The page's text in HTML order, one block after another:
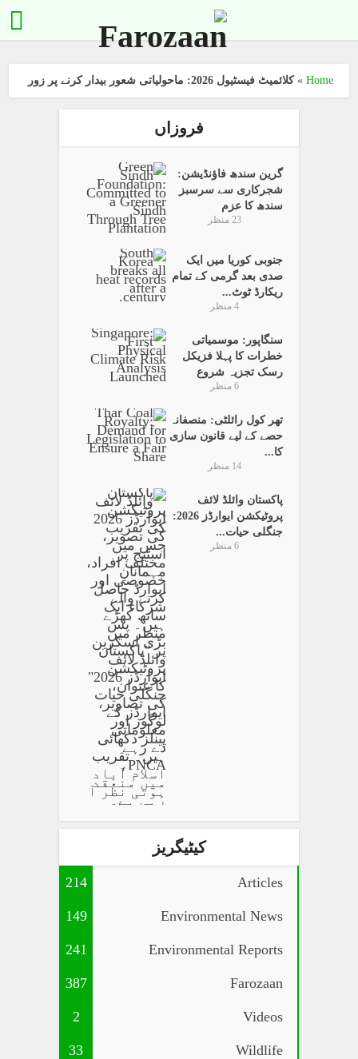
Home
»کلائمیٹ فیسٹیول 2026: ماحولیاتی شعور بیدار کرنے پر زور
فروزاں
گرین سندھ فاؤنڈیشن:
شجرکاری سے سرسبز
سندھ کا عزم
23 منظر
جنوبی کوریا میں ایک
صدی بعد گرمی کے تمام
ریکارڈ ٹوٹ...
4 منظر
سنگاپور: موسمیاتی
خطرات کا پہلا فزیکل
رسک تجزیہ شروع
6 منظر
تھر کول رائلٹی: منصفانہ
حصے کے لیے قانون سازی
کا...
14 منظر
پاکستان وائلڈ لائف
پروٹیکشن ایوارڈز 2026:
جنگلی حیات...
6 منظر
کیٹیگریز
Articles
214
Environmental News
149
Environmental Reports
241
Farozaan
387
Videos
2
Wildlife
33